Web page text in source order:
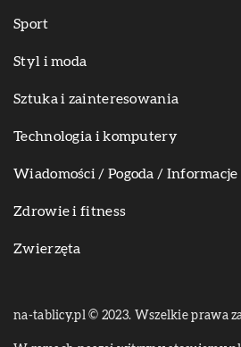
Sport
Styl i moda
Sztuka i zainteresowania
Technologia i komputery
Wiadomości / Pogoda / Informacje
Zdrowie i fitness
Zwierzęta
na-tablicy.pl © 2023. Wszelkie prawa